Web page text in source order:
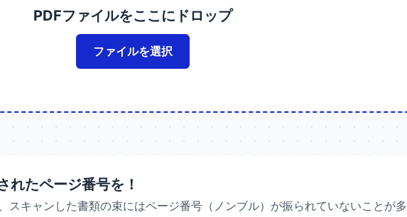
PDFファイルをここにドロップ
ファイルを選択
れたページ番号を！
スキャンした書類の束にはページ番号（ノンブル）が振られていないことが多